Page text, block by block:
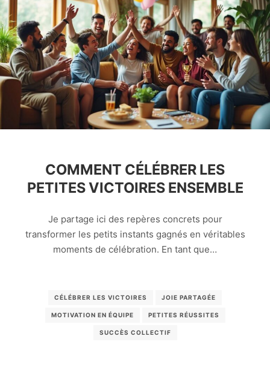
COMMENT CÉLÉBRER LES
PETITES VICTOIRES ENSEMBLE
Je partage ici des repères concrets pour
transformer les petits instants gagnés en véritables
moments de célébration. En tant que…
CÉLÉBRER LES VICTOIRES JOIE PARTAGÉE
MOTIVATION EN ÉQUIPE PETITES RÉUSSITES
SUCCÈS COLLECTIF